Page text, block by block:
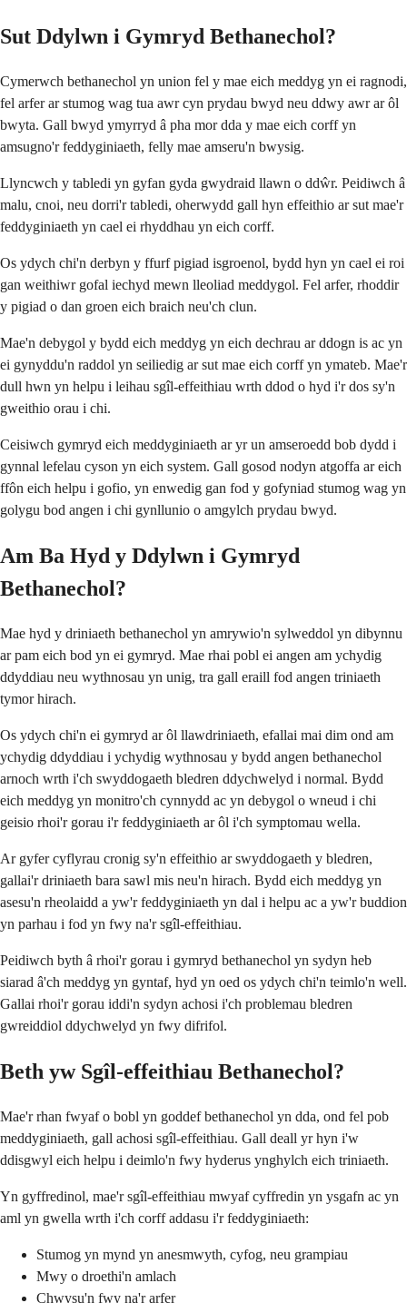
Sut Ddylwn i Gymryd Bethanechol?
Cymerwch bethanechol yn union fel y mae eich meddyg yn ei ragnodi,
fel arfer ar stumog wag tua awr cyn prydau bwyd neu ddwy awr ar ôl
bwyta. Gall bwyd ymyrryd â pha mor dda y mae eich corff yn
amsugno'r feddyginiaeth, felly mae amseru'n bwysig.
Llyncwch y tabledi yn gyfan gyda gwydraid llawn o ddŵr. Peidiwch â
malu, cnoi, neu dorri'r tabledi, oherwydd gall hyn effeithio ar sut mae'r
feddyginiaeth yn cael ei rhyddhau yn eich corff.
Os ydych chi'n derbyn y ffurf pigiad isgroenol, bydd hyn yn cael ei roi
gan weithiwr gofal iechyd mewn lleoliad meddygol. Fel arfer, rhoddir
y pigiad o dan groen eich braich neu'ch clun.
Mae'n debygol y bydd eich meddyg yn eich dechrau ar ddogn is ac yn
ei gynyddu'n raddol yn seiliedig ar sut mae eich corff yn ymateb. Mae'r
dull hwn yn helpu i leihau sgîl-effeithiau wrth ddod o hyd i'r dos sy'n
gweithio orau i chi.
Ceisiwch gymryd eich meddyginiaeth ar yr un amseroedd bob dydd i
gynnal lefelau cyson yn eich system. Gall gosod nodyn atgoffa ar eich
ffôn eich helpu i gofio, yn enwedig gan fod y gofyniad stumog wag yn
golygu bod angen i chi gynllunio o amgylch prydau bwyd.
Am Ba Hyd y Ddylwn i Gymryd
Bethanechol?
Mae hyd y driniaeth bethanechol yn amrywio'n sylweddol yn dibynnu
ar pam eich bod yn ei gymryd. Mae rhai pobl ei angen am ychydig
ddyddiau neu wythnosau yn unig, tra gall eraill fod angen triniaeth
tymor hirach.
Os ydych chi'n ei gymryd ar ôl llawdriniaeth, efallai mai dim ond am
ychydig ddyddiau i ychydig wythnosau y bydd angen bethanechol
arnoch wrth i'ch swyddogaeth bledren ddychwelyd i normal. Bydd
eich meddyg yn monitro'ch cynnydd ac yn debygol o wneud i chi
geisio rhoi'r gorau i'r feddyginiaeth ar ôl i'ch symptomau wella.
Ar gyfer cyflyrau cronig sy'n effeithio ar swyddogaeth y bledren,
gallai'r driniaeth bara sawl mis neu'n hirach. Bydd eich meddyg yn
asesu'n rheolaidd a yw'r feddyginiaeth yn dal i helpu ac a yw'r buddion
yn parhau i fod yn fwy na'r sgîl-effeithiau.
Peidiwch byth â rhoi'r gorau i gymryd bethanechol yn sydyn heb
siarad â'ch meddyg yn gyntaf, hyd yn oed os ydych chi'n teimlo'n well.
Gallai rhoi'r gorau iddi'n sydyn achosi i'ch problemau bledren
gwreiddiol ddychwelyd yn fwy difrifol.
Beth yw Sgîl-effeithiau Bethanechol?
Mae'r rhan fwyaf o bobl yn goddef bethanechol yn dda, ond fel pob
meddyginiaeth, gall achosi sgîl-effeithiau. Gall deall yr hyn i'w
ddisgwyl eich helpu i deimlo'n fwy hyderus ynghylch eich triniaeth.
Yn gyffredinol, mae'r sgîl-effeithiau mwyaf cyffredin yn ysgafn ac yn
aml yn gwella wrth i'ch corff addasu i'r feddyginiaeth:
Stumog yn mynd yn anesmwyth, cyfog, neu grampiau
Mwy o droethi'n amlach
Chwysu'n fwy na'r arfer